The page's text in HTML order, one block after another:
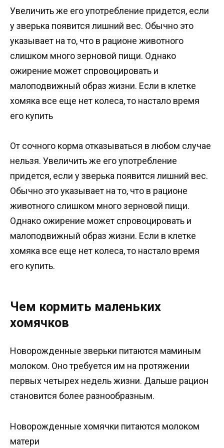
Увеличить же его употребление придется, если
у зверька появится лишний вес. Обычно это
указывает на то, что в рационе животного
слишком много зерновой пищи. Однако
ожирение может спровоцировать и
малоподвижный образ жизни. Если в клетке
хомяка все еще нет колеса, то настало время
его купить
От сочного корма отказываться в любом случае
нельзя. Увеличить же его употребление
придется, если у зверька появится лишний вес.
Обычно это указывает на то, что в рационе
животного слишком много зерновой пищи.
Однако ожирение может спровоцировать и
малоподвижный образ жизни. Если в клетке
хомяка все еще нет колеса, то настало время
его купить.
Чем кормить маленьких
хомячков
Новорожденные зверьки питаются маминым
молоком. Оно требуется им на протяжении
первых четырех недель жизни. Дальше рацион
становится более разнообразным.
Новорожденные хомячки питаются молоком
матери